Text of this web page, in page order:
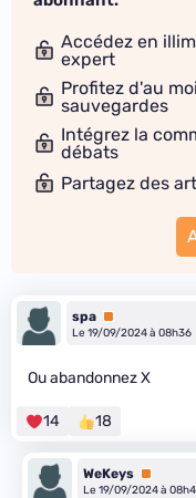
Accédez en
expert
Profitez d'au
sauvegardes
Intégrez la
débats
Partagez des
spa Premium
Le 19/09/2024 à 08h36
Ou abandonnez X
14 18
WeKeys Premium
Le 19/09/2024 à